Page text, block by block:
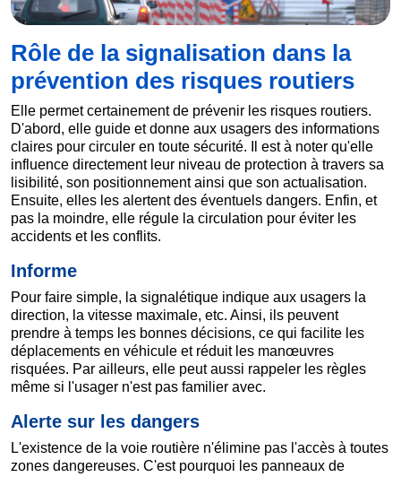
Rôle de la signalisation dans la
prévention des risques routiers
Elle permet certainement de prévenir les risques routiers.
D'abord, elle guide et donne aux usagers des informations
claires pour circuler en toute sécurité. Il est à noter qu'elle
influence directement leur niveau de protection à travers sa
lisibilité, son positionnement ainsi que son actualisation.
Ensuite, elles les alertent des éventuels dangers. Enfin, et
pas la moindre, elle régule la circulation pour éviter les
accidents et les conflits.
Informe
Pour faire simple, la signalétique indique aux usagers la
direction, la vitesse maximale, etc. Ainsi, ils peuvent
prendre à temps les bonnes décisions, ce qui facilite les
déplacements en véhicule et réduit les manœuvres
risquées. Par ailleurs, elle peut aussi rappeler les règles
même si l'usager n'est pas familier avec.
Alerte sur les dangers
L'existence de la voie routière n'élimine pas l'accès à toutes
zones dangereuses. C'est pourquoi les panneaux de